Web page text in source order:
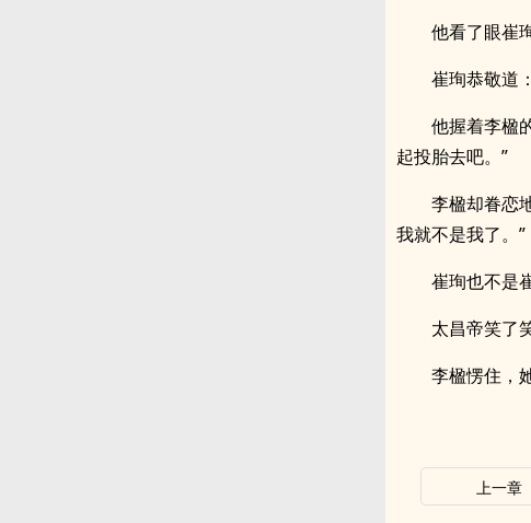
他看了眼崔
崔珣恭敬道
他握着李楹
起投胎去吧。”
李楹却眷恋
我就不是我了。”
崔珣也不是
太昌帝笑了
李楹愣住，
上一章